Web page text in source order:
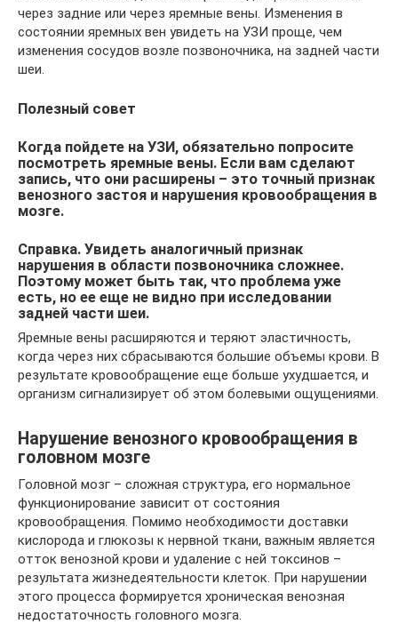
через задние или через яремные вены. Изменения в
состоянии яремных вен увидеть на УЗИ проще, чем
изменения сосудов возле позвоночника, на задней части
шеи.
Полезный совет
Когда пойдете на УЗИ, обязательно попросите
посмотреть яремные вены. Если вам сделают
запись, что они расширены – это точный признак
венозного застоя и нарушения кровообращения в
мозге.
Справка. Увидеть аналогичный признак
нарушения в области позвоночника сложнее.
Поэтому может быть так, что проблема уже
есть, но ее еще не видно при исследовании
задней части шеи.
Яремные вены расширяются и теряют эластичность,
когда через них сбрасываются большие объемы крови. В
результате кровообращение еще больше ухудшается, и
организм сигнализирует об этом болевыми ощущениями.
Нарушение венозного кровообращения в
головном мозге
Головной мозг – сложная структура, его нормальное
функционирование зависит от состояния
кровообращения. Помимо необходимости доставки
кислорода и глюкозы к нервной ткани, важным является
отток венозной крови и удаление с ней токсинов –
результата жизнедеятельности клеток. При нарушении
этого процесса формируется хроническая венозная
недостаточность головного мозга.